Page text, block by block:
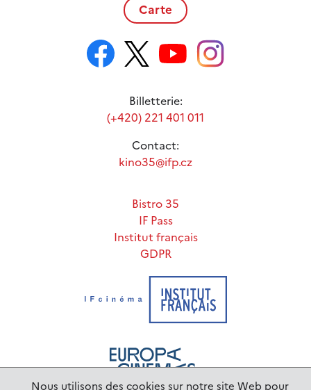
Nous utilisons des cookies sur notre site Web pour
Carte
Billetterie:
(+420) 221 401 011
Contact:
kino35@ifp.cz
Bistro 35
IF Pass
Institut français
GDPR